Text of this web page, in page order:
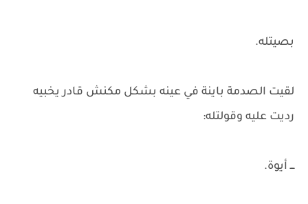
بصيتله.
لقيت الصدمة باينة في عينه بشكل مكنش قادر يخبيه
رديت عليه وقولتله:
ـــ أيوة.